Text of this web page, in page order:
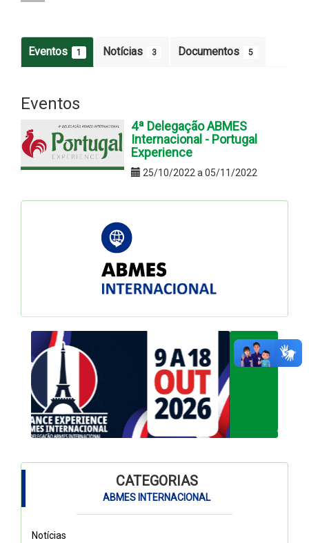
Eventos 1 Notícias 3 Documentos 5
Eventos
4ª Delegação ABMES
Internacional - Portugal
Experience
25/10/2022 a 05/11/2022
CATEGORIAS
ABMES INTERNACIONAL
Notícias